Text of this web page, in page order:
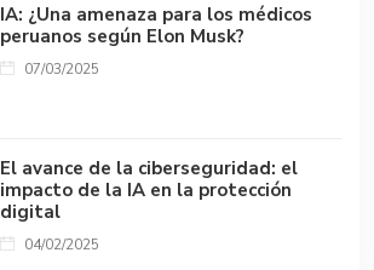
IA: ¿Una amenaza para los médicos
peruanos según Elon Musk?
07/03/2025
El avance de la ciberseguridad: el
impacto de la IA en la protección
digital
04/02/2025